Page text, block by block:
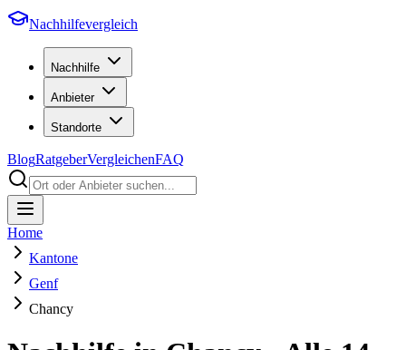
Nachhilfevergleich
Nachhilfe
Anbieter
Standorte
BlogRatgeberVergleichenFAQ
Home
Kantone
Genf
Chancy